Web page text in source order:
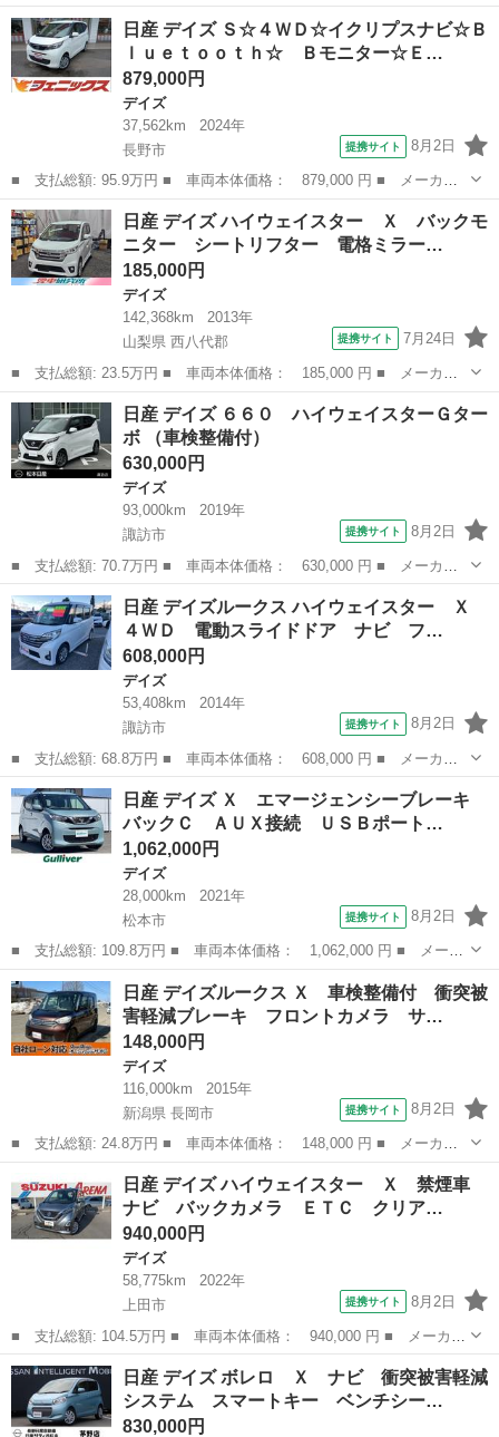
ー名： 日産 ■ 車種名： デイズ ■ グレード名： ハイウェイス
ター Ｇターボ ４ＷＤ 全方位ナビ カメラ ＥＴＣ ドラレコ
■ 排気...
長野 長野市 デイズ
日産 デイズ Ｓ☆４ＷＤ☆イクリプスナビ☆Ｂ
ｌｕｅｔｏｏｔｈ☆ Ｂモニター☆Ｅ…
879,000円
デイズ
37,562km
2024年
長野市
提携サイト 8月2日
■ 支払総額: 95.9万円 ■ 車両本体価格： 879,000 円 ■ メーカー
名： 日産 ■ 車種名： デイズ ■ グレード名： Ｓ☆４ＷＤ☆イ
クリプスナビ☆Ｂｌｕｅｔｏｏｔｈ☆ Ｂモニター☆ＥＴＣ☆ドラレ
コ☆ＵＳＢ電...
長野 長野市 デイズ
日産 デイズ ハイウェイスター Ｘ バックモ
ニター シートリフター 電格ミラー…
185,000円
デイズ
142,368km
2013年
山梨県 西八代郡
提携サイト 7月24日
■ 支払総額: 23.5万円 ■ 車両本体価格： 185,000 円 ■ メーカー
名： 日産 ■ 車種名： デイズ ■ グレード名： ハイウェイスタ
ー Ｘ バックモニター シートリフター 電格ミラー オートエア
コン ウイン...
山梨 西八代郡 デイズ
日産 デイズ ６６０ ハイウェイスターＧター
ボ （車検整備付）
630,000円
デイズ
93,000km
2019年
諏訪市
提携サイト 8月2日
■ 支払総額: 70.7万円 ■ 車両本体価格： 630,000 円 ■ メーカー
名： 日産 ■ 車種名： デイズ ■ グレード名： ６６０ ハイウ
ェイスターＧターボ ■ 排気量： 660cc ■ ドア枚数： 5D ■ ミ...
長野 諏訪市 デイズ
日産 デイズルークス ハイウェイスター Ｘ
４ＷＤ 電動スライドドア ナビ フ…
608,000円
デイズ
53,408km
2014年
諏訪市
提携サイト 8月2日
■ 支払総額: 68.8万円 ■ 車両本体価格： 608,000 円 ■ メーカー
名： 日産 ■ 車種名： デイズルークス ■ グレード名： ハイウ
ェイスター Ｘ ４ＷＤ 電動スライドドア ナビ フルセグＴＶ
バックカメラ...
長野 諏訪市 デイズ
日産 デイズ Ｘ エマージェンシーブレーキ
バックＣ ＡＵＸ接続 ＵＳＢポート…
1,062,000円
デイズ
28,000km
2021年
松本市
提携サイト 8月2日
■ 支払総額: 109.8万円 ■ 車両本体価格： 1,062,000 円 ■ メーカ
ー名： 日産 ■ 車種名： デイズ ■ グレード名： Ｘ エマージ
ェンシーブレーキ バックＣ ＡＵＸ接続 ＵＳＢポート シートヒ
ーター ...
長野 松本市 デイズ
日産 デイズルークス Ｘ 車検整備付 衝突被
害軽減ブレーキ フロントカメラ サ…
148,000円
デイズ
116,000km
2015年
新潟県 長岡市
提携サイト 8月2日
■ 支払総額: 24.8万円 ■ 車両本体価格： 148,000 円 ■ メーカー
名： 日産 ■ 車種名： デイズルークス ■ グレード名： Ｘ 車
検整備付 衝突被害軽減ブレーキ フロントカメラ サイドカメラ
バックカメラ...
長岡市 デイズ
日産 デイズ ハイウェイスター Ｘ 禁煙車
ナビ バックカメラ ＥＴＣ クリア…
940,000円
デイズ
58,775km
2022年
上田市
提携サイト 8月2日
■ 支払総額: 104.5万円 ■ 車両本体価格： 940,000 円 ■ メーカー
名： 日産 ■ 車種名： デイズ ■ グレード名： ハイウェイスタ
ー Ｘ 禁煙車 ナビ バックカメラ ＥＴＣ クリアランスソナ
ー ＬＥＤヘ...
長野 上田市 デイズ
日産 デイズ ボレロ Ｘ ナビ 衝突被害軽減
システム スマートキー ベンチシー…
830,000円